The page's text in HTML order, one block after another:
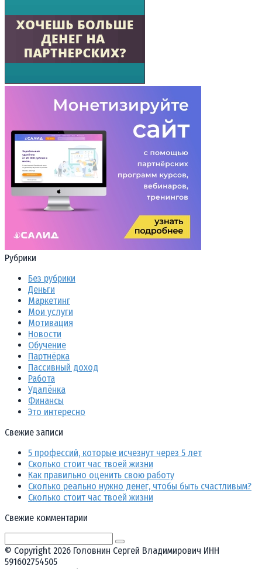
Рубрики
Без рубрики
Деньги
Маркетинг
Мои услуги
Мотивация
Новости
Обучение
Партнёрка
Пассивный доход
Работа
Удалёнка
Финансы
Это интересно
Свежие записи
5 профессий, которые исчезнут через 5 лет
Сколько стоит час твоей жизни
Как правильно оценить свою работу
Сколько реально нужно денег, чтобы быть счастливым?
Сколько стоит час твоей жизни
Свежие комментарии
© Copyright 2026 Головнин Сергей Владимирович ИНН
591602754505